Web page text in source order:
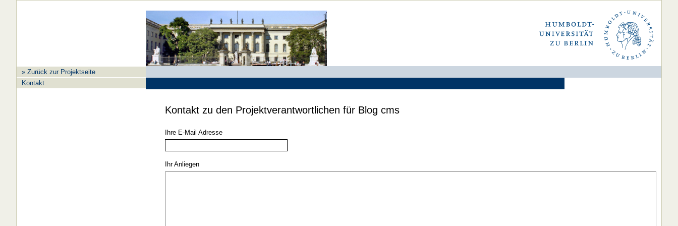
» Zurück zur Projektseite
Kontakt
Kontakt zu den Projektverantwortlichen für Blog cms
Ihre E-Mail Adresse
Ihr Anliegen